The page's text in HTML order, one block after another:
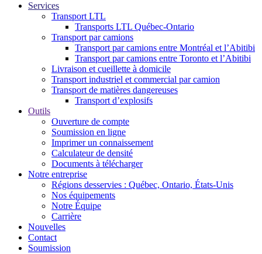
Services
Transport LTL
Transports LTL Québec-Ontario
Transport par camions
Transport par camions entre Montréal et l’Abitibi
Transport par camions entre Toronto et l’Abitibi
Livraison et cueillette à domicile
Transport industriel et commercial par camion
Transport de matières dangereuses
Transport d’explosifs
Outils
Ouverture de compte
Soumission en ligne
Imprimer un connaissement
Calculateur de densité
Documents à télécharger
Notre entreprise
Régions desservies : Québec, Ontario, États-Unis
Nos équipements
Notre Équipe
Carrière
Nouvelles
Contact
Soumission